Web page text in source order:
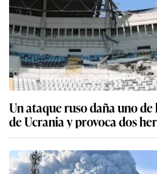
Un ataque ruso daña uno
de Ucrania y provoca dos